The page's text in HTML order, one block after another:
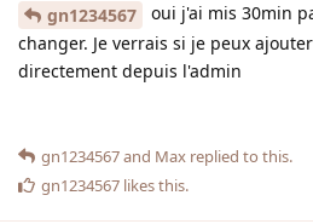
gn1234567
oui j'ai mis 30min
changer. Je verrais si je peux
directement depuis l'admin
gn1234567and Max replied to this.
gn1234567 likes this.